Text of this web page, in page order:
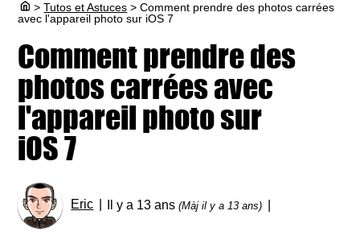
> Tutos et Astuces > Comment prendre des photos carrées
avec l'appareil photo sur iOS 7
Comment prendre des
photos carrées avec
l'appareil photo sur
iOS 7
Eric Il y a 13 ans(Màj il y a 13 ans)